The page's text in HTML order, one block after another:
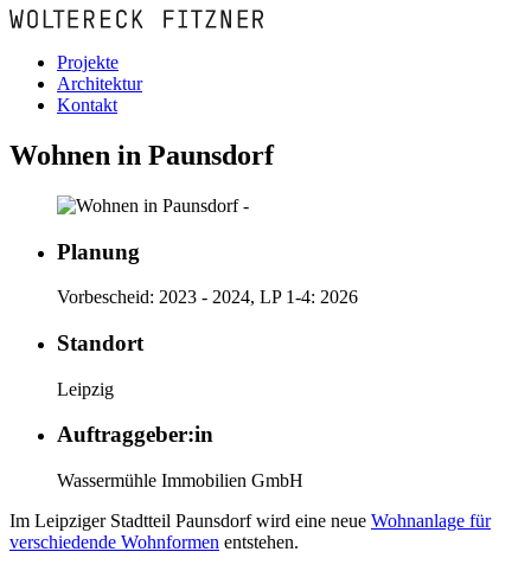
Projekte
Architektur
Kontakt
Wohnen in Paunsdorf
Planung
Vorbescheid: 2023 - 2024, LP 1-4: 2026
Standort
Leipzig
Auftraggeber:in
Wassermühle Immobilien GmbH
Im Leipziger Stadtteil Paunsdorf wird eine neue Wohnanlage für
verschiedende Wohnformen entstehen.